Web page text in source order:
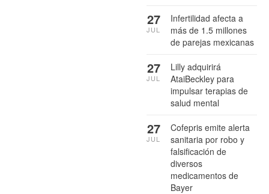
Infertilidad afecta a
más de 1.5 millones
de parejas mexicanas
27
JUL
Lilly adquirirá
AtaiBeckley para
impulsar terapias de
salud mental
27
JUL
Cofepris emite alerta
sanitaria por robo y
falsificación de
diversos
medicamentos de
Bayer
27
JUL